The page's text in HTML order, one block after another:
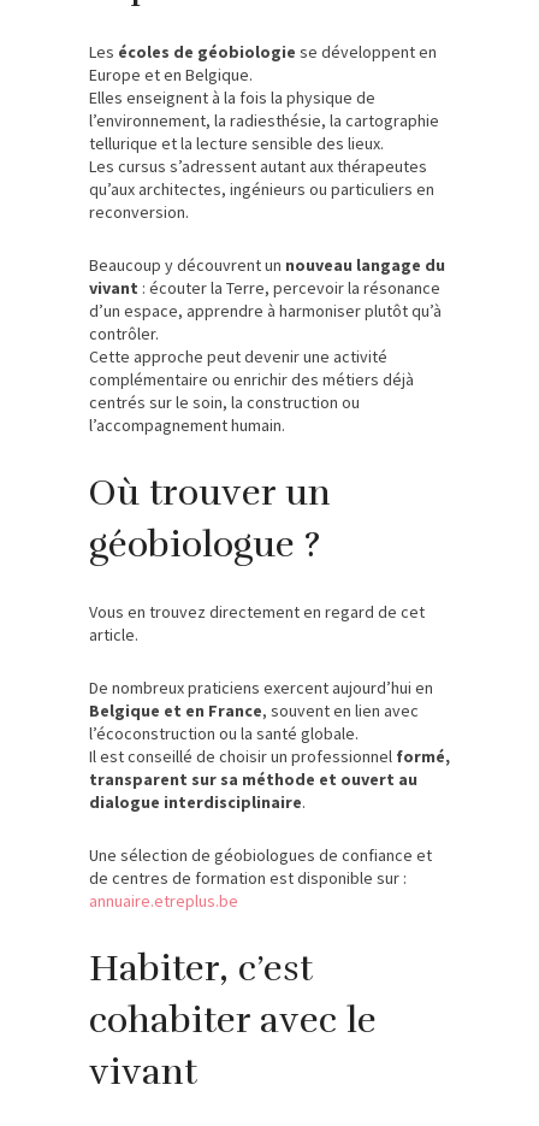
Les écoles de géobiologie se développent en
Europe et en Belgique.
Elles enseignent à la fois la physique de
l’environnement, la radiesthésie, la cartographie
tellurique et la lecture sensible des lieux.
Les cursus s’adressent autant aux thérapeutes
qu’aux architectes, ingénieurs ou particuliers en
reconversion.
Beaucoup y découvrent un nouveau langage du
vivant : écouter la Terre, percevoir la résonance
d’un espace, apprendre à harmoniser plutôt qu’à
contrôler.
Cette approche peut devenir une activité
complémentaire ou enrichir des métiers déjà
centrés sur le soin, la construction ou
l’accompagnement humain.
Où trouver un
géobiologue ?
Vous en trouvez directement en regard de cet
article.
De nombreux praticiens exercent aujourd’hui en
Belgique et en France, souvent en lien avec
l’écoconstruction ou la santé globale.
Il est conseillé de choisir un professionnel formé,
transparent sur sa méthode et ouvert au
dialogue interdisciplinaire.
Une sélection de géobiologues de confiance et
de centres de formation est disponible sur :
annuaire.etreplus.be
Habiter, c’est
cohabiter avec le
vivant